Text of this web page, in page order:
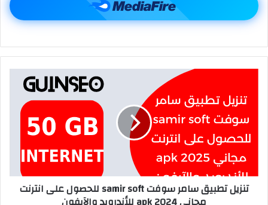
تنزيل تطبيق سامر سوفت samir soft للحصول على انترنت